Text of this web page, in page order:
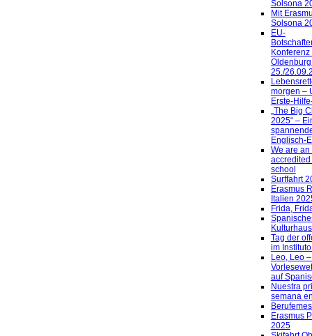
Solsona
Mit
Solsona
EU-
Konferenz
25./
morgen –
Erste-
„The Big
2025“ –
Englisch-
We are an
school
Surffahrt
Erasmus
Italien
Frida,
Tag der
im
Leo, Leo
auf
Nuestra
semana
Erasmus
2025